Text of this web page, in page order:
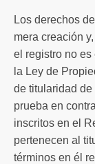
Los derechos
mera creación
el registro no
la Ley de
de titularidad
prueba en
inscritos en el
pertenecen al
términos en él